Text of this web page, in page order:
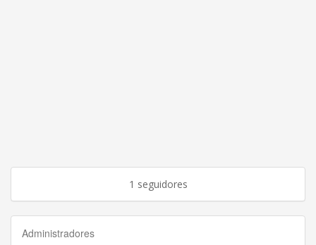
1 seguidores
Administradores